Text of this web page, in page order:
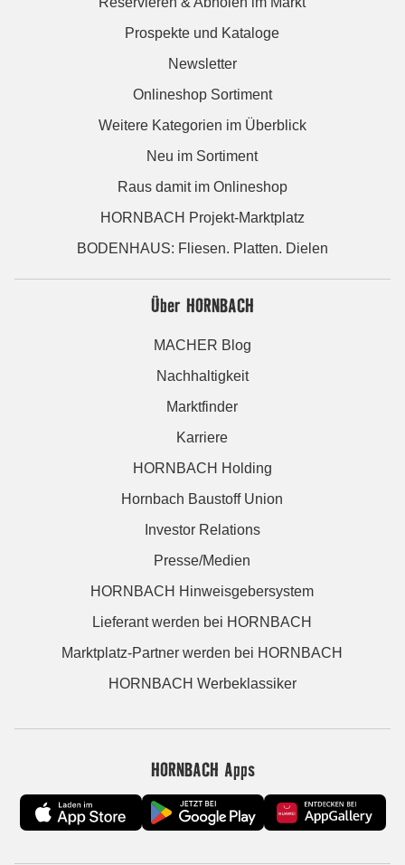
Prospekte und Kataloge
Newsletter
Onlineshop Sortiment
Weitere Kategorien im Überblick
Neu im Sortiment
Raus damit im Onlineshop
HORNBACH Projekt-Marktplatz
BODENHAUS: Fliesen. Platten. Dielen
Über HORNBACH
MACHER Blog
Nachhaltigkeit
Marktfinder
Karriere
HORNBACH Holding
Hornbach Baustoff Union
Investor Relations
Presse/Medien
HORNBACH Hinweisgebersystem
Lieferant werden bei HORNBACH
Marktplatz-Partner werden bei HORNBACH
HORNBACH Werbeklassiker
HORNBACH Apps